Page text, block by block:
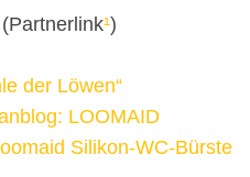
(Partnerlink¹)
der Löwen“
LOOMAID
Silikon-WC-Bürste